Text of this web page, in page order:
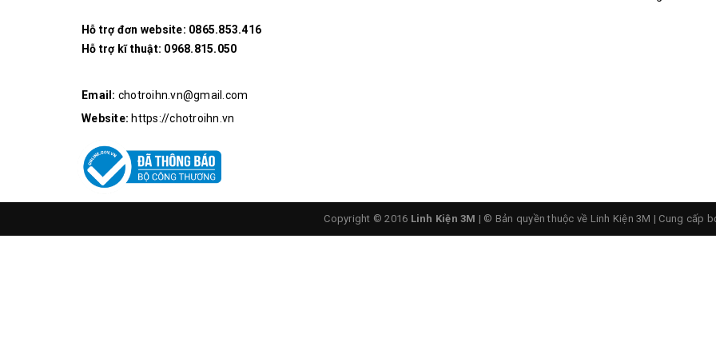
Hỗ trợ đơn website: 0865.853.416
Hỗ trợ kĩ thuật: 0968.815.050
Email: chotroihn.vn@gmail.com
Website: https://chotroihn.vn
Copyright © 2016 Linh Kiện 3M | © Bản quyền thuộc về Linh Kiện 3M | Cung cấp